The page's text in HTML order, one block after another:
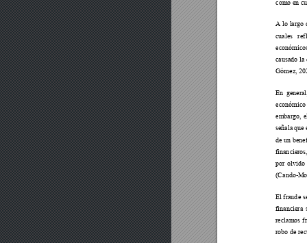
como en
A lo largo
cuales ref
causado la
Gómez,
En
embargo, e
señala que
de un be
finan
por olvido
(Cando-M
El fraud e
financiera
reclamos
robo de